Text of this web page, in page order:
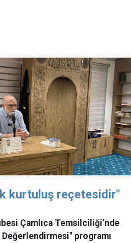
kurtuluş reçetesidir"
Çamlıca Temsilciliği’nde
programı